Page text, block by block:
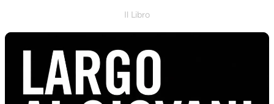
Il Libro